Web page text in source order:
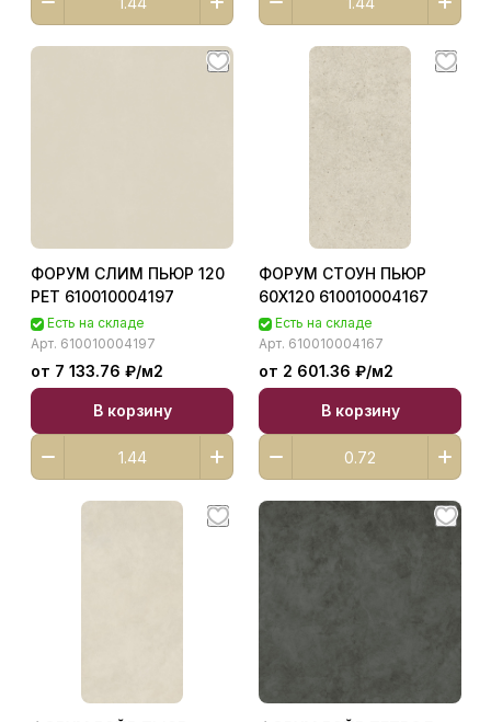
ФОРУМ СЛИМ ПЬЮР 120
РЕТ 610010004197
Есть на складе
Арт. 610010004197
от 7 133.76 ₽/м2
В корзину
ФОРУМ СТОУН ПЬЮР
60X120 610010004167
Есть на складе
Арт. 610010004167
от 2 601.36 ₽/м2
В корзину